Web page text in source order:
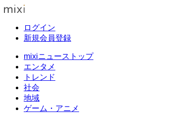
ログイン
新規会員登録
mixiニューストップ
エンタメ
トレンド
社会
地域
ゲーム・アニメ